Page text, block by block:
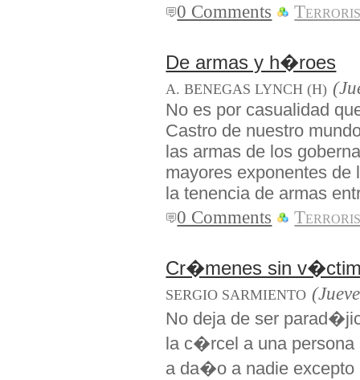
0 Comments
De armas y h�roes
A. BENEGAS LYNCH (H)
No es por casualidad
Castro de nuestro
las armas de los
mayores exponentes de
la tenencia de armas
0 Comments
Cr�menes sin
SERGIO SARMIENTO
No deja de ser
la c�rcel a una persona
a da�o a nadie